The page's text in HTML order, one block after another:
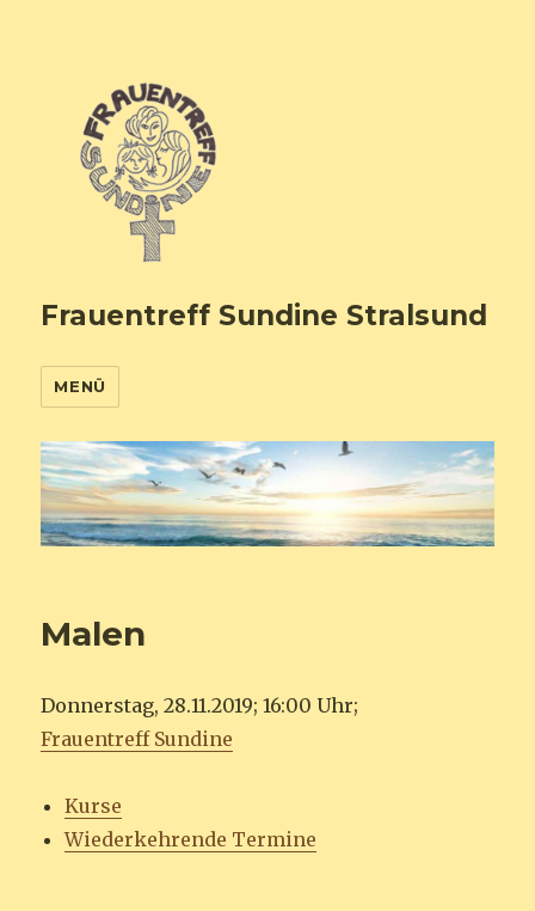
Frauentreff Sundine Stralsund
MENÜ
Malen
Donnerstag, 28.11.2019; 16:00 Uhr;
Frauentreff Sundine
Kurse
Wiederkehrende Termine